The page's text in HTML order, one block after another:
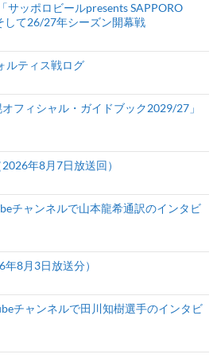
サッポロビールpresents SAPPORO
して26/27年シーズン開幕戦
ルティス戦ログ
フィシャル・ガイドブック2029/27」
年8月7日放送回）
チャンネルで山本龍希通訳のインタビ
8月3日放送分）
チャンネルで田川知樹選手のインタビ